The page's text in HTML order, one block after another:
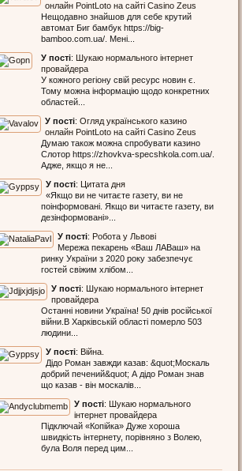
онлайн PointLoto на сайті Casino Zeus
Нещодавно знайшов для себе крутий
автомат Биг бамбук https://big-
bamboo.com.ua/. Мені...
У пості: Шукаю нормального інтернет
провайдера
У кожного регіону свій ресурс новин є.
Тому можна інформацію щодо конкретних
областей...
У пості: Огляд українського казино
онлайн PointLoto на сайті Casino Zeus
Думаю також можна спробувати казино
Слотор https://zhovkva-specshkola.com.ua/.
Адже, якщо я не...
У пості: Цитата дня
«Якщо ви не читаєте газету, ви не
поінформовані. Якщо ви читаєте газету, ви
дезінформовані»...
У пості: Робота у Львові
Мережа пекарень «Ваш ЛАВаш» на
ринку України з 2020 року забезпечує
гостей свіжим хлібом...
У пості: Шукаю нормального інтернет
провайдера
Останні новини Україна! 50 днів російської
війни.В Харківській області померло 503
людини...
У пості: Війна.
Дідо Роман завжди казав: &quot;Москаль
добрий печений&quot; А дідо Роман знав
що казав - він москалів...
У пості: Шукаю нормального
інтернет провайдера
Підключай «Копійка» Дуже хороша
швидкість інтернету, порівняно з Волею,
була Воля перед цим...